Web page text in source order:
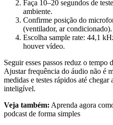
Faça 10–20 segundos de
ambiente.
Confirme posição do
(ventilador, ar condicionado).
Escolha sample rate: 44,1
houver vídeo.
Seguir esses passos reduz o
Ajustar frequência do áudio não é
medidas e testes rápidos até
inteligível.
Veja também: Aprenda agora
podcast de forma simples